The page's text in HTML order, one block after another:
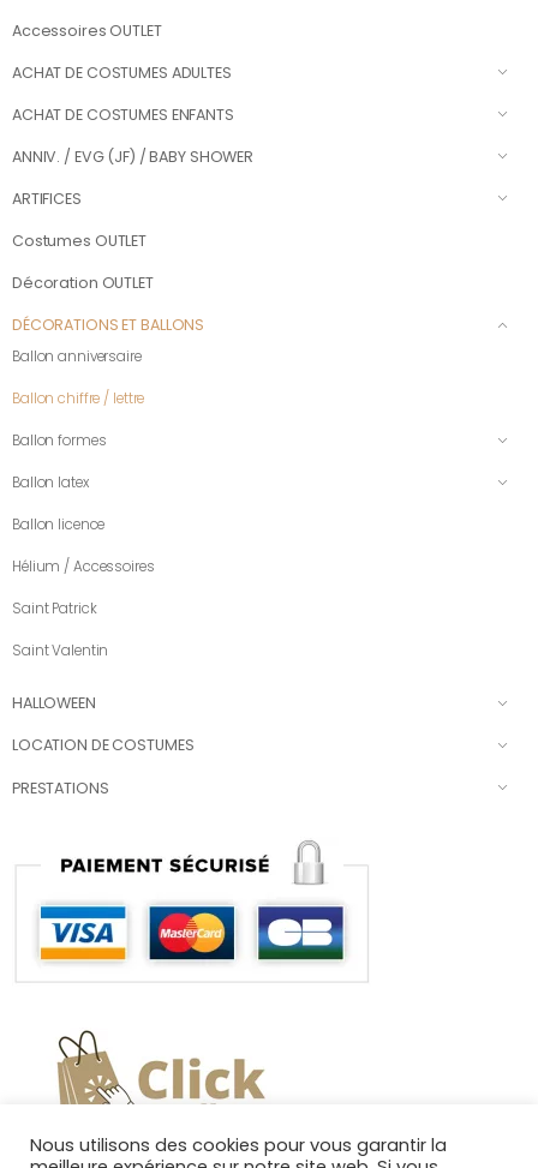
Accessoires OUTLET
ACHAT DE COSTUMES ADULTES
ACHAT DE COSTUMES ENFANTS
ANNIV. / EVG (JF) / BABY SHOWER
ARTIFICES
Costumes OUTLET
Décoration OUTLET
DÉCORATIONS ET BALLONS
Ballon anniversaire
Ballon chiffre / lettre
Ballon formes
Ballon latex
Ballon licence
Hélium / Accessoires
Saint Patrick
Saint Valentin
HALLOWEEN
LOCATION DE COSTUMES
PRESTATIONS
Nous utilisons des cookies pour vous garantir la